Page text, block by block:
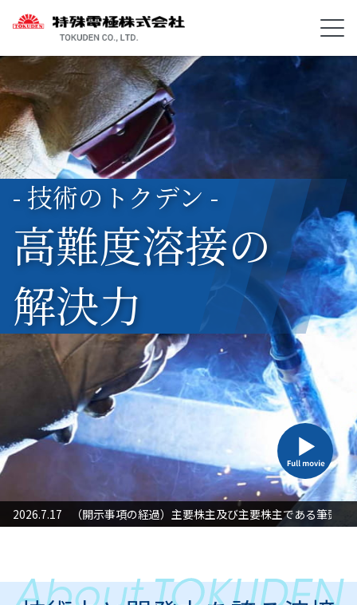
- 技術のトクデン -
高難度溶接の
解決力
対応」に関するお知らせ
2026.7.17 （開示事項の経過）主要株主及び主要株主である筆頭